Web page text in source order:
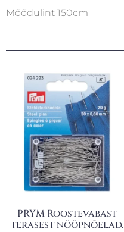
Mõõdulint 150cm
PRYM Roostevabast
terasest nööpnõelad.